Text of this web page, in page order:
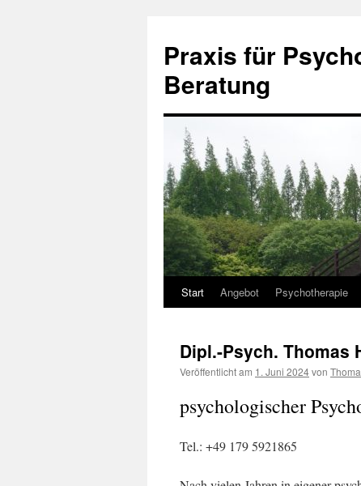
springen
Praxis für
Beratung
Start Angebot Psychotherapie
Dipl.-Psych. Thomas
Veröffentlicht am 1. Juni 2024von
psychologischer
Tel.: +49 179 5921865